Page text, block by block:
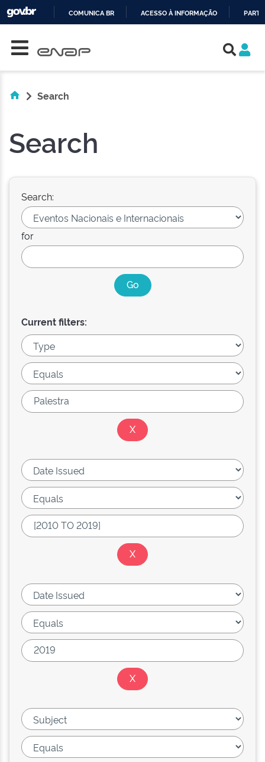
COMUNICA BR ACESSO À INFORMAÇÃO
Search
Search
Search:
for
Current filters: